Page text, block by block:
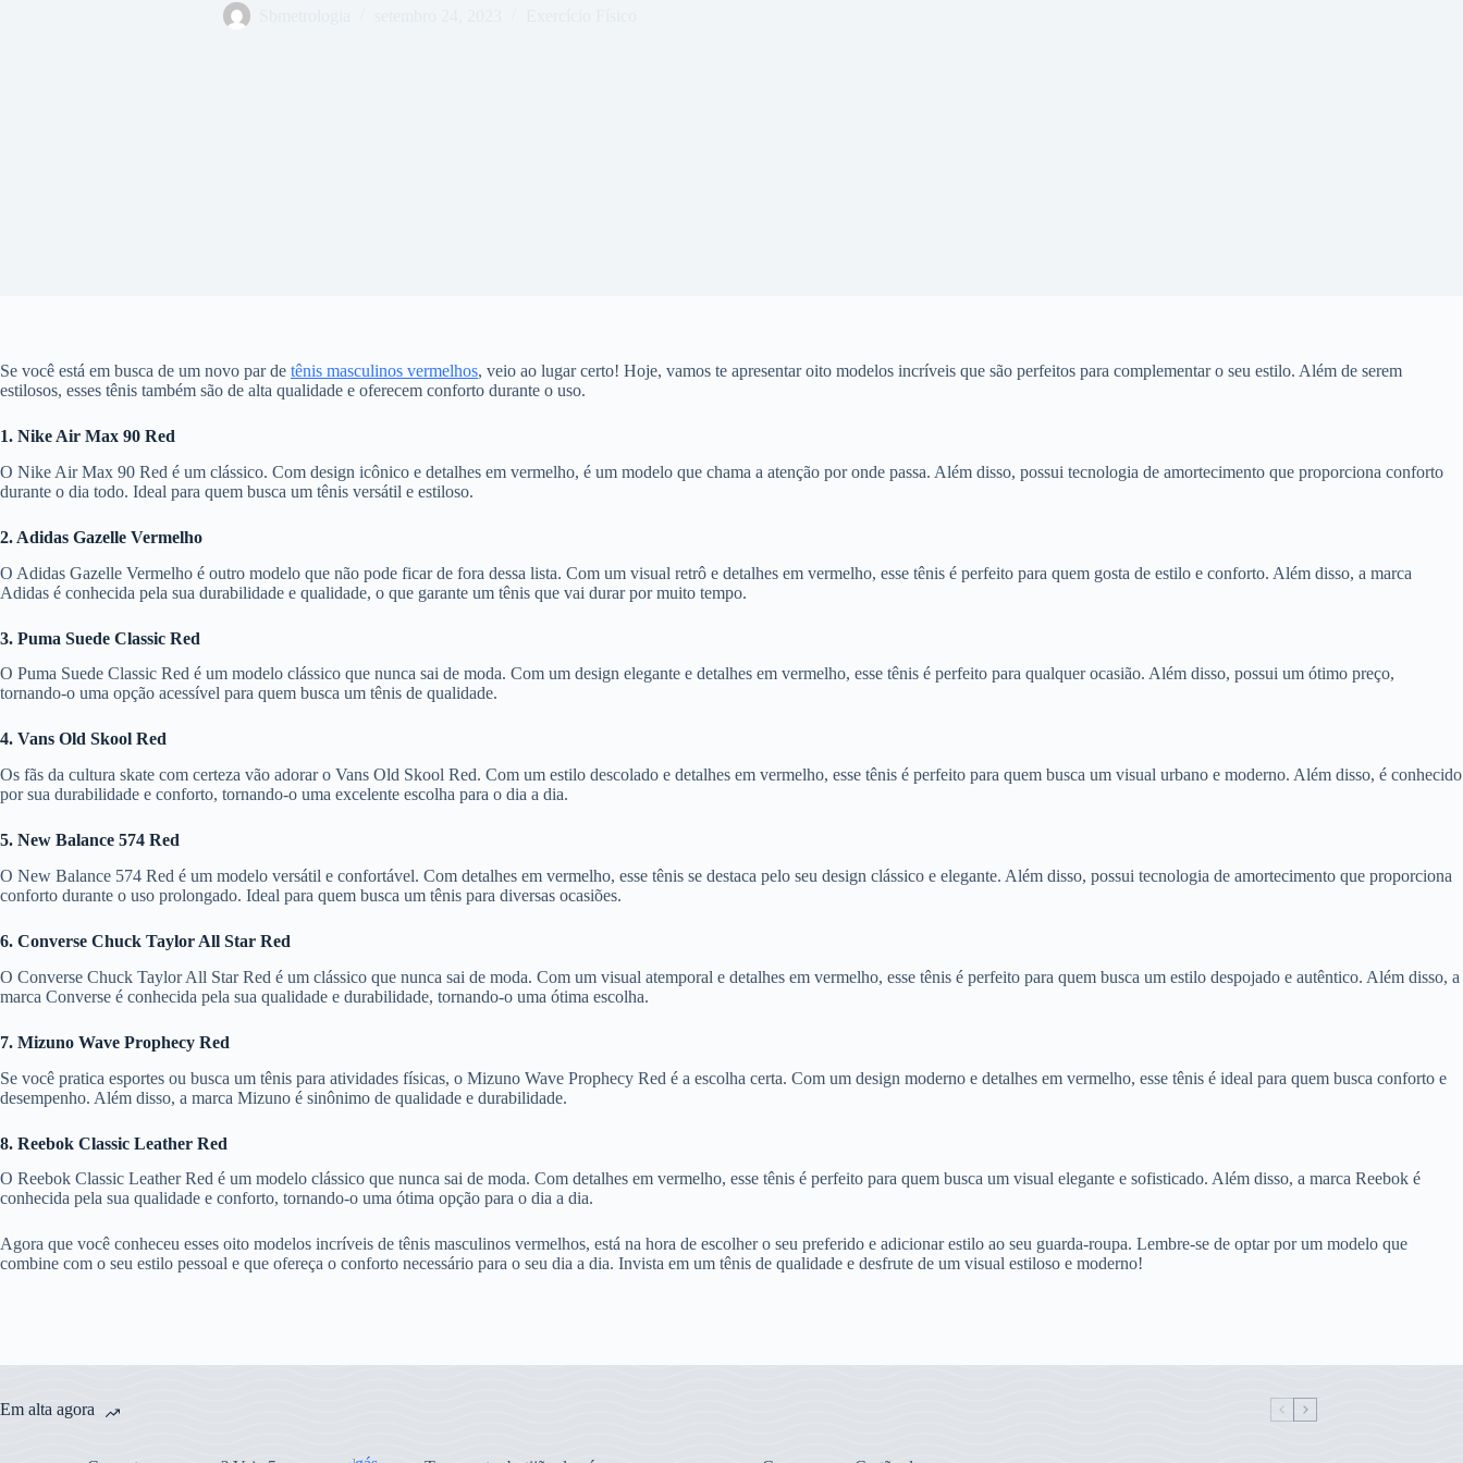
Se você está em busca de um novo par de tênis masculinos vermelhos, veio ao lugar certo! Hoje, vamos te apresentar oito modelos incríveis que são perfeitos para complementar o seu estilo. Além de serem
estilosos, esses tênis também são de alta qualidade e oferecem conforto durante o uso.
1. Nike Air Max 90 Red
O Nike Air Max 90 Red é um clássico. Com design icônico e detalhes em vermelho, é um modelo que chama a atenção por onde passa. Além disso, possui tecnologia de amortecimento que proporciona conforto
durante o dia todo. Ideal para quem busca um tênis versátil e estiloso.
2. Adidas Gazelle Vermelho
O Adidas Gazelle Vermelho é outro modelo que não pode ficar de fora dessa lista. Com um visual retrô e detalhes em vermelho, esse tênis é perfeito para quem gosta de estilo e conforto. Além disso, a marca
Adidas é conhecida pela sua durabilidade e qualidade, o que garante um tênis que vai durar por muito tempo.
3. Puma Suede Classic Red
O Puma Suede Classic Red é um modelo clássico que nunca sai de moda. Com um design elegante e detalhes em vermelho, esse tênis é perfeito para qualquer ocasião. Além disso, possui um ótimo preço,
tornando-o uma opção acessível para quem busca um tênis de qualidade.
4. Vans Old Skool Red
Os fãs da cultura skate com certeza vão adorar o Vans Old Skool Red. Com um estilo descolado e detalhes em vermelho, esse tênis é perfeito para quem busca um visual urbano e moderno. Além disso, é conhecido
por sua durabilidade e conforto, tornando-o uma excelente escolha para o dia a dia.
5. New Balance 574 Red
O New Balance 574 Red é um modelo versátil e confortável. Com detalhes em vermelho, esse tênis se destaca pelo seu design clássico e elegante. Além disso, possui tecnologia de amortecimento que proporciona
conforto durante o uso prolongado. Ideal para quem busca um tênis para diversas ocasiões.
6. Converse Chuck Taylor All Star Red
O Converse Chuck Taylor All Star Red é um clássico que nunca sai de moda. Com um visual atemporal e detalhes em vermelho, esse tênis é perfeito para quem busca um estilo despojado e autêntico. Além disso, a
marca Converse é conhecida pela sua qualidade e durabilidade, tornando-o uma ótima escolha.
7. Mizuno Wave Prophecy Red
Se você pratica esportes ou busca um tênis para atividades físicas, o Mizuno Wave Prophecy Red é a escolha certa. Com um design moderno e detalhes em vermelho, esse tênis é ideal para quem busca conforto e
desempenho. Além disso, a marca Mizuno é sinônimo de qualidade e durabilidade.
8. Reebok Classic Leather Red
O Reebok Classic Leather Red é um modelo clássico que nunca sai de moda. Com detalhes em vermelho, esse tênis é perfeito para quem busca um visual elegante e sofisticado. Além disso, a marca Reebok é
conhecida pela sua qualidade e conforto, tornando-o uma ótima opção para o dia a dia.
Agora que você conheceu esses oito modelos incríveis de tênis masculinos vermelhos, está na hora de escolher o seu preferido e adicionar estilo ao seu guarda-roupa. Lembre-se de optar por um modelo que
combine com o seu estilo pessoal e que ofereça o conforto necessário para o seu dia a dia. Invista em um tênis de qualidade e desfrute de um visual estiloso e moderno!
Em alta agora